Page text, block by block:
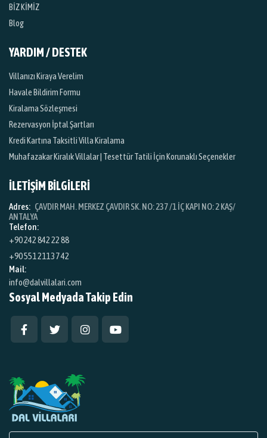
BİZ KİMİZ
Blog
YARDIM / DESTEK
Villanızı Kiraya Verelim
Havale Bildirim Formu
Kiralama Sözleşmesi
Rezervasyon İptal Şartları
Kredi Kartına Taksitli Villa Kiralama
Muhafazakar Kiralık Villalar | Tesettür Tatili İçin Korunaklı Seçenekler
İLETİŞİM BİLGİLERİ
Adres: ÇAVDIR MAH. MERKEZ ÇAVDIR SK. NO: 237 /1 İÇ KAPI NO: 2 KAŞ/
ANTALYA
Telefon:
+90 242 842 22 88
+90 551 211 37 42
Mail:
info@dalvillalari.com
Sosyal Medyada Takip Edin